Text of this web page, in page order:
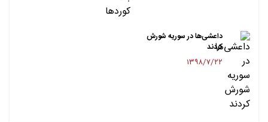
داعشی‌ها در سوریه شورش
کردند
۱۳۹۸/۷/۲۲